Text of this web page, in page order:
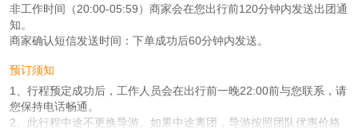
非工作时间（20:00-05:59）商家会在您出行前120分钟内发送出团通
知。
商家确认短信发送时间：下单成功后60分钟内发送。
预订须知
1、行程预定成功后，工作人员会在出行前一晚22:00前与您联系，请
您保持电话畅通。
2、此行程中途不更换导游。如果中途离团，导游按照团队优惠价格